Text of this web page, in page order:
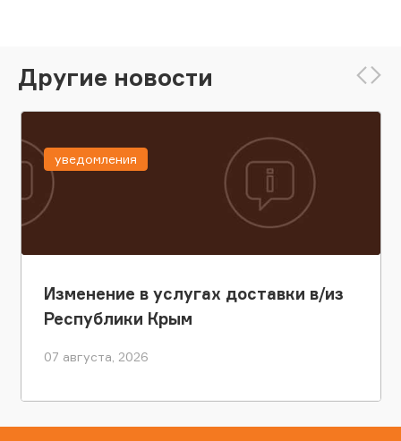
Другие новости
Изменение в услугах доставки в/из
Республики Крым
07 августа, 2026
уведомления